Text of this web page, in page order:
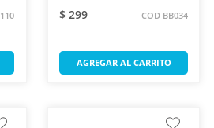
$ 299 COD BB034
AGREGAR AL CARRITO